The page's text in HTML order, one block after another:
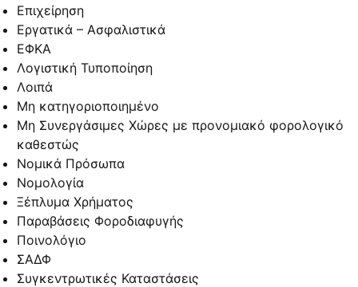
Επιχείρηση
Εργατικά – Ασφαλιστικά
ΕΦΚΑ
Λογιστική Τυποποίηση
Λοιπά
Μη κατηγοριοποιημένο
Μη Συνεργάσιμες Χώρες με προνομιακό φορολογικό
καθεστώς
Νομικά Πρόσωπα
Νομολογία
Ξέπλυμα Χρήματος
Παραβάσεις Φοροδιαφυγής
Ποινολόγιο
ΣΑΔΦ
Συγκεντρωτικές Καταστάσεις